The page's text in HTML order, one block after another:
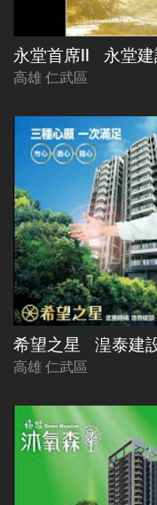
永堂首席ll 永堂
高雄 仁武區
希望之星 湟泰建
高雄 仁武區